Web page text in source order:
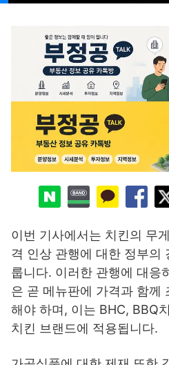
이번 기사에서는 치킨의 무
격 인상 관행에 대한 정부의
룹니다. 이러한 관행에 대응
은 곧 메뉴판에 가격과 함께
해야 하며, 이는 BHC, BBQ
치킨 브랜드에 적용됩니다.